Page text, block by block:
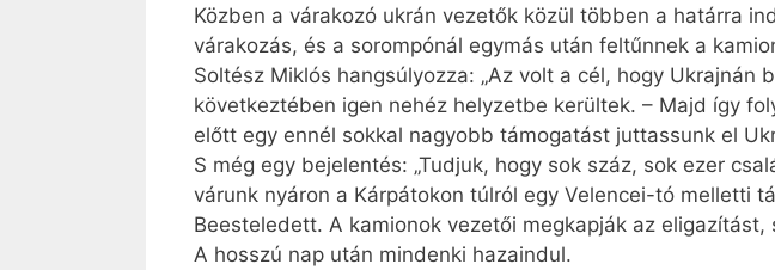
Közben a várakozó ukrán vezetők közül többen a határra
várakozás, és a sorompónál egymás után feltűnnek a
Soltész Miklós hangsúlyozza: „Az volt a cél, hogy
következtében igen nehéz helyzetbe kerültek. – Majd így
előtt egy ennél sokkal nagyobb támogatást juttassunk el
S még egy bejelentés: „Tudjuk, hogy sok száz, sok ezer
várunk nyáron a Kárpátokon túlról egy Velencei-tó melletti
Beesteledett. A kamionok vezetői megkapják az
A hosszú nap után mindenki hazaindul.